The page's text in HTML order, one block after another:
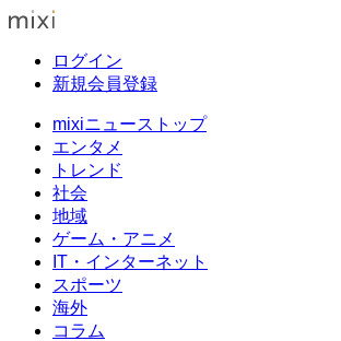
ログイン
新規会員登録
mixiニューストップ
エンタメ
トレンド
社会
地域
ゲーム・アニメ
IT・インターネット
スポーツ
海外
コラム